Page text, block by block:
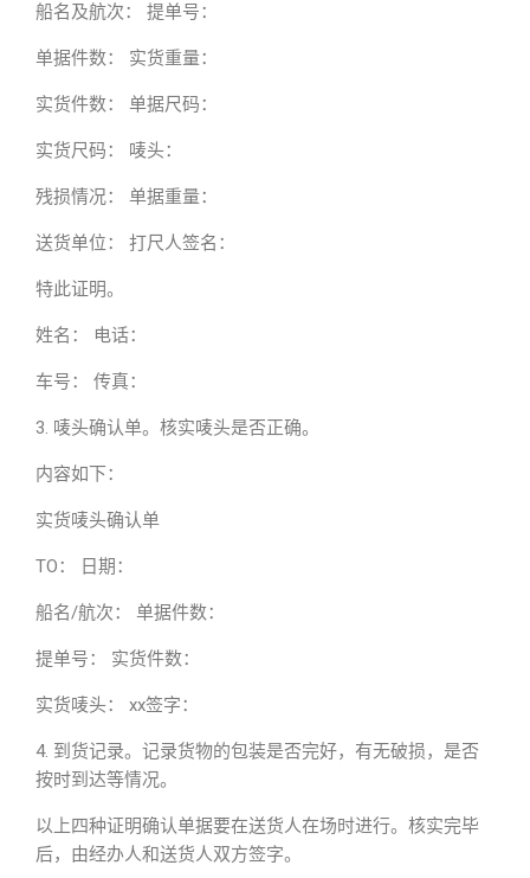
船名及航次： 提单号：
单据件数： 实货重量：
实货件数： 单据尺码：
实货尺码： 唛头：
残损情况： 单据重量：
送货单位： 打尺人签名：
特此证明。
姓名： 电话：
车号： 传真：
3. 唛头确认单。核实唛头是否正确。
内容如下：
实货唛头确认单
TO： 日期：
船名/航次： 单据件数：
提单号： 实货件数：
实货唛头： xx签字：
4. 到货记录。记录货物的包装是否完好，有无破损，是否
按时到达等情况。
以上四种证明确认单据要在送货人在场时进行。核实完毕
后，由经办人和送货人双方签字。